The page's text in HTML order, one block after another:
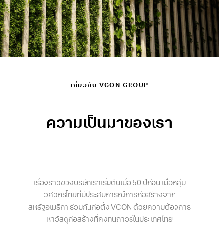
เกี่ยวกับ VCON GROUP
ความเป็นมาของเรา
เรื่องราวของบริษัทเราเริ่มต้นเมื่อ 50 ปีก่อน เมื่อกลุ่ม
วิศวกรไทยที่มีประสบการณ์การก่อสร้างจาก
สหรัฐอเมริกา ร่วมกันก่อตั้ง VCON ด้วยความต้องการ
หาวัสดุก่อสร้างที่คงทนถาวรในประเทศไทย